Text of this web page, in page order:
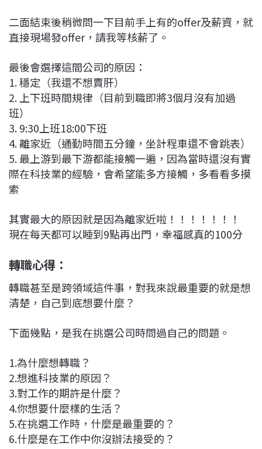
二面結束後稍微問一下目前手上有的offer及薪資，就
直接現場發offer，請我等核薪了。
最後會選擇這間公司的原因：
1. 穩定（我還不想賣肝）
2. 上下班時間規律（目前到職即將3個月沒有加過
班）
3. 9:30上班18:00下班
4. 離家近（通勤時間五分鐘，坐計程車還不會跳表）
5. 最上游到最下游都能接觸一遍，因為當時還沒有實
際在科技業的經驗，會希望能多方接觸，多看看多摸
索
其實最大的原因就是因為離家近啦！！！！！！！
現在每天都可以睡到9點再出門，幸福感真的100分
轉職心得：
轉職甚至是跨領域這件事，對我來說最重要的就是想
清楚，自己到底想要什麼？
下面幾點，是我在挑選公司時問過自己的問題。
1.為什麼想轉職？
2.想進科技業的原因？
3.對工作的期許是什麼？
4.你想要什麼樣的生活？
5.在挑選工作時，什麼是最重要的？
6.什麼是在工作中你沒辦法接受的？